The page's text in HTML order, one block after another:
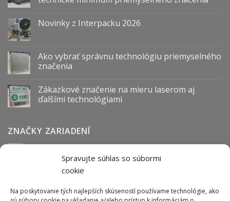
Spravujte súhlas so súbormi
cookie
Na poskytovanie tých najlepších skúseností používame technológie, ako
Novinky z Interpacku 2026
Ako vybrať správnu technológiu priemyselného
značenia
Zákazkové značenie na mieru laserom aj
ďalšími technológiami
ZNAČKY ZARIADENÍ
Anser Arca BOFA cab Carl Valentin
Datalogic Hitachi
Norwix
Purex Tiflex Tykma Zanasi